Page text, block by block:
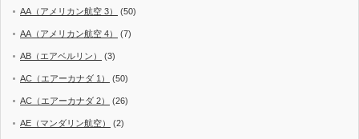
AA（アメリカン航空 3） (50)
AA（アメリカン航空 4） (7)
AB（エアベルリン） (3)
AC（エアーカナダ 1） (50)
AC（エアーカナダ 2） (26)
AE（マンダリン航空） (2)